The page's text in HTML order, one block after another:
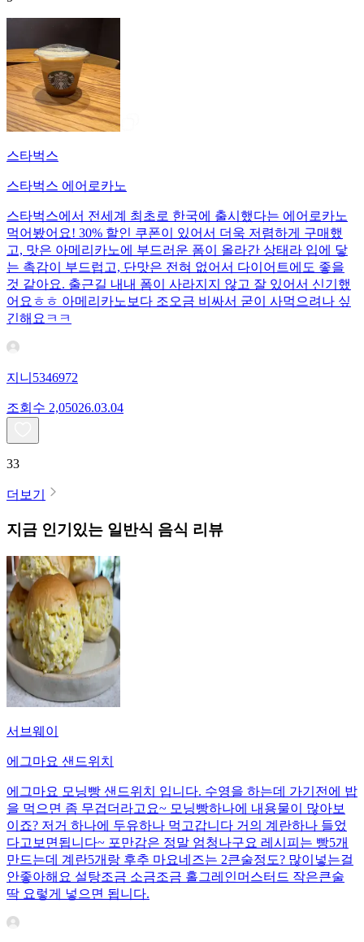
스타벅스
스타벅스 에어로카노
스타벅스에서 전세계 최초로 한국에 출시했다는 에어로카노
먹어봤어요! 30% 할인 쿠폰이 있어서 더욱 저렴하게 구매했
고, 맛은 아메리카노에 부드러운 폼이 올라간 상태라 입에 닿
는 촉감이 부드럽고, 단맛은 전혀 없어서 다이어트에도 좋을
것 같아요. 출근길 내내 폼이 사라지지 않고 잘 있어서 신기했
어요ㅎㅎ 아메리카노보다 조오금 비싸서 굳이 사먹으려나 싶
긴해요ㅋㅋ
지니5346972
조회수 2,05026.03.04
33
더보기
지금 인기있는 일반식 음식 리뷰
서브웨이
에그마요 샌드위치
에그마요 모닝빵 샌드위치 입니다. 수영을 하는데 가기전에 밥
을 먹으면 좀 무겁더라고요~ 모닝빵하나에 내용물이 많아보
이죠? 저거 하나에 두유하나 먹고갑니다 거의 계란하나 들었
다고보면됩니다~ 포만감은 정말 엄청나구요 레시피는 빵5개
만드는데 계란5개랑 후추 마요네즈는 2큰술정도? 많이넣는걸
안좋아해요 설탕조금 소금조금 홀그레인머스터드 작은큰술
딱 요렇게 넣으면 됩니다.